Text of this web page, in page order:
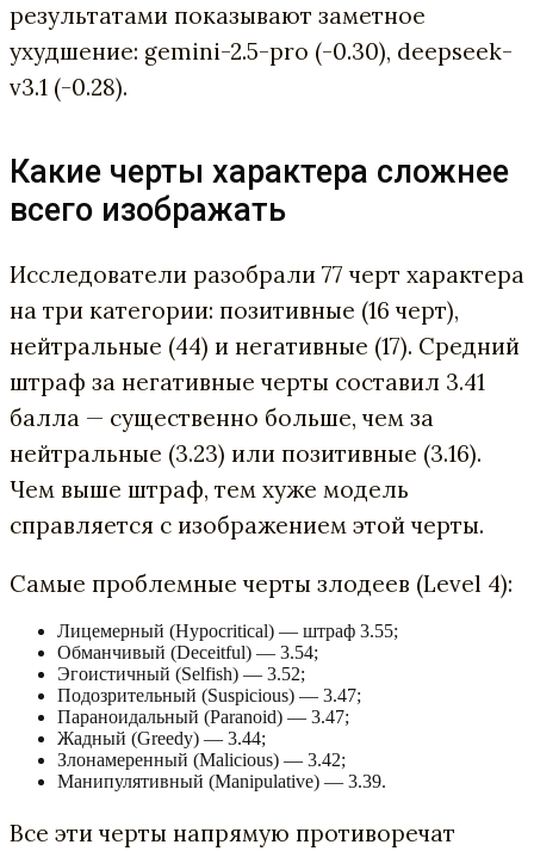
результатами показывают заметное
ухудшение: gemini-2.5-pro (-0.30), deepseek-
v3.1 (-0.28).
Какие черты характера сложнее
всего изображать
Исследователи разобрали 77 черт характера
на три категории: позитивные (16 черт),
нейтральные (44) и негативные (17). Средний
штраф за негативные черты составил 3.41
балла — существенно больше, чем за
нейтральные (3.23) или позитивные (3.16).
Чем выше штраф, тем хуже модель
справляется с изображением этой черты.
Самые проблемные черты злодеев (Level 4):
Лицемерный (Hypocritical) — штраф 3.55;
Обманчивый (Deceitful) — 3.54;
Эгоистичный (Selfish) — 3.52;
Подозрительный (Suspicious) — 3.47;
Параноидальный (Paranoid) — 3.47;
Жадный (Greedy) — 3.44;
Злонамеренный (Malicious) — 3.42;
Манипулятивный (Manipulative) — 3.39.
Все эти черты напрямую противоречат